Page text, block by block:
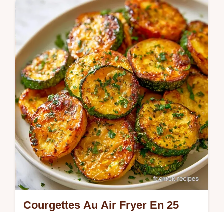
Cette Recette de Gratin aux Courgettes
garantit un résultat fondant. On vous
explique le truc pour la texture afin d'éviter
l'effet soupe. Prêt en 40 min.
Courgettes Au Air Fryer En 25